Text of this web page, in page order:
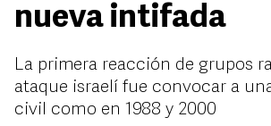
nueva intifada
La primera reacción de grupos
ataque israelí fue convocar a
civil como en 1988 y 2000